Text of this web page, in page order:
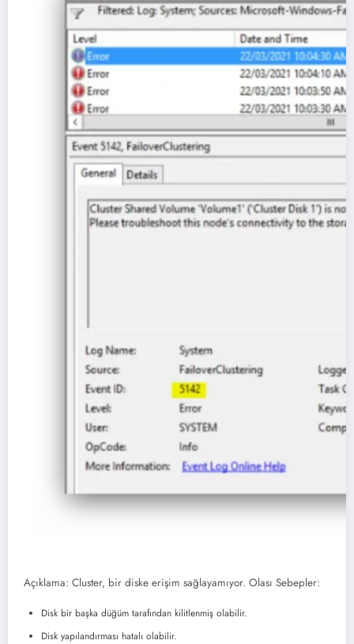
Açıklama: Cluster, bir diske erişim sağlayamıyor. Olası Sebepler:
Disk bir başka düğüm tarafından kilitlenmiş olabilir.
Disk yapılandırması hatalı olabilir.